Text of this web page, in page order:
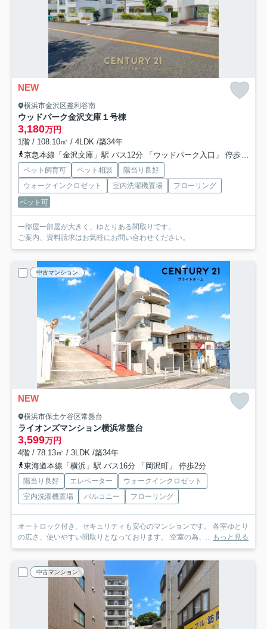
NEW
横浜市金沢区釜利谷南
ウッドパーク金沢文庫１号棟
3,180万円
1階 / 108.10㎡ / 4LDK /築34年
京急本線「金沢文庫」駅 バス12分 「ウッドパーク入口」 停歩1分
ペット飼育可 ペット相談
陽当り良好
ウォークインクロゼット
室内洗濯機置場
フローリング
ペット可
一部屋一部屋が大きく、ゆとりある間取りです。
ご案内、資料請求はお気軽にお問い合わせください。
中古マンション
NEW
横浜市保土ケ谷区常盤台
ライオンズマンション横浜常盤台
3,599万円
4階 / 78.13㎡ / 3LDK /築34年
東海道本線「横浜」駅 バス16分 「岡沢町」 停歩2分
陽当り良好 エレベーター
ウォークインクロゼット
室内洗濯機置場
バルコニー フローリング
オートロック付き、セキュリティも安心のマンションです。 各室ゆとり
の広さ、使いやすい間取りとなっております。 空室の為、... もっと見る
中古マンション